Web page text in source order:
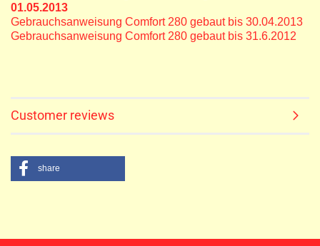
01.05.2013
Gebrauchsanweisung Comfort 280 gebaut bis 30.04.2013
Gebrauchsanweisung Comfort 280 gebaut bis 31.6.2012
Customer reviews
share